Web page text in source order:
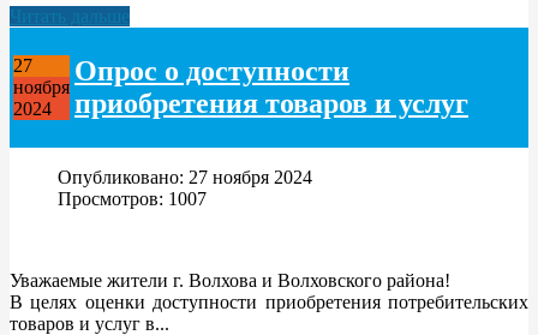
Читать дальше
27
ноября
2024
Опрос о доступности
приобретения товаров и услуг
Опубликовано: 27 ноября 2024
Просмотров: 1007
Уважаемые жители г. Волхова и Волховского района!
В целях оценки доступности приобретения потребительских
товаров и услуг в...